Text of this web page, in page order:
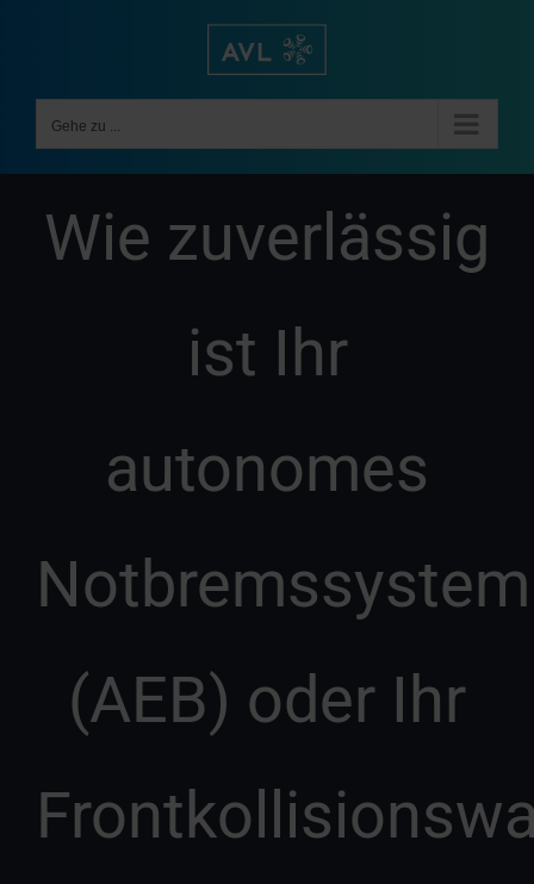
Gehe zu ...
Wie zuverlässig
ist Ihr
autonomes
Notbremssystem
(AEB) oder Ihr